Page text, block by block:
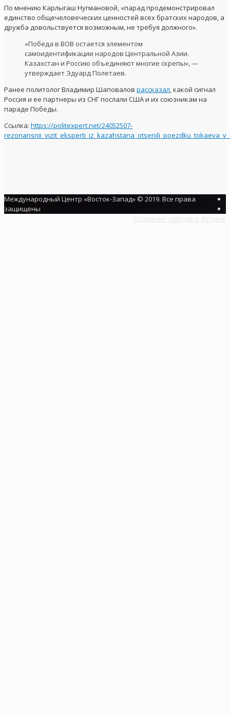
По мнению Карлыгаш Нугмановой, «парад продемонстрировал
единство общечеловеческих ценностей всех братских народов, а
дружба довольствуется возможным, не требуя должного».
«Победа в ВОВ остается элементом
самоидентификации народов Центральной Азии.
Казахстан и Россию объединяют многие скрепы», —
утверждает Эдуард Полетаев.
Ранее политолог Владимир Шаповалов рассказал, какой сигнал
Россия и ее партнеры из СНГ послали США и их союзникам на
параде Победы.
Ссылка: https://politexpert.net/24052507-
Международный Центр «Восток-Запад» © 2019. Все права
защищены